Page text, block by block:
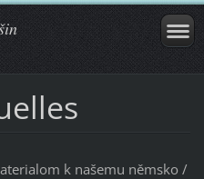
k našemu němsko /